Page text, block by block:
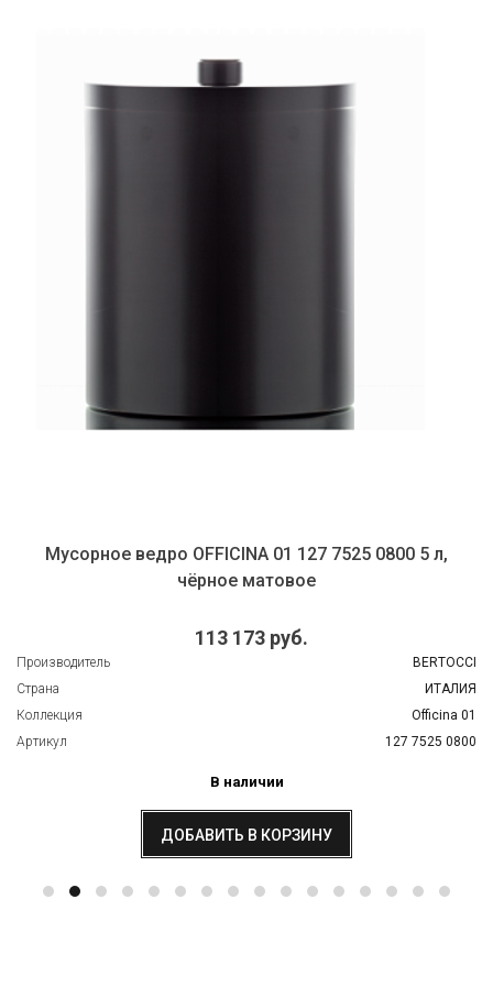
Мусорное ведро OFFICINA 01 127 7525 0800 5 л,
чёрное матовое
113 173 руб.
Производитель
BERTOCCI
Страна
ИТАЛИЯ
Коллекция
Officina 01
Артикул
127 7525 0800
В наличии
ДОБАВИТЬ В КОРЗИНУ